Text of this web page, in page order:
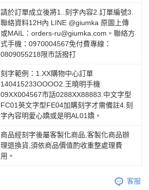
請於訂單成立後將1..刻字內容2.訂單編號3.
聯絡資料12H內 LINE @giumka 原圖上傳
或MAIL：orders-ru@giumka.com。聯絡方
式手機：0970004567免付費專線：
0809055218限市話撥打
刻字範例：1.XX購物中心訂單
140415233OOOO2.王曉明手機
09XX004567市話0288XX88883.中文字型
FC01英文字型FE04加購刻字才需備註4.刻
字內容明愛心嬌或是明AL01嬌。
商品經刻字後屬客製化商品,客製化商品辦
理退換貨,須依商品價值酌收重整處理費
用。
客服